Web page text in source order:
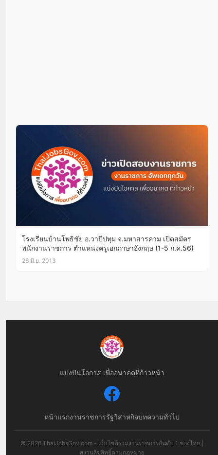
โรงเรียนบ้านโพธิชัย อ.วาปีปทุม จ.มหาสารคาม เปิดสมัคร
พนักงานราชการ ตำแหน่งครูเอกภาษาอังกฤษ (1-5 ก.ค.56)
26 มิ.ย. 2013
แบ่งปันโอกาส เพื่ออนาคตที่ก้าวหน้า
หน้าแรกงานราชการรัฐวิสาหกิจบทความทั่วไป
© 2026 ThaiJobsGov.com - เว็บไซต์รวมงานราชการอันดับ 1 ของไทย |
สงวนลิขสิทธิ์ตามกฎหมาย